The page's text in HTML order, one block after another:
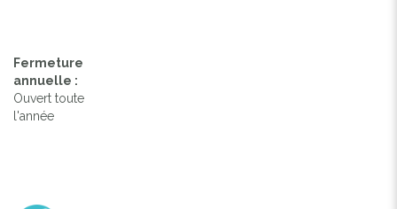
Fermeture
annuelle :
Ouvert toute
l'année